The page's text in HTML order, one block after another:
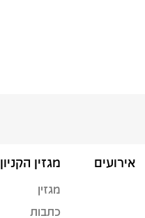
אירועים מגזין הקניון
מגזין
כתבות